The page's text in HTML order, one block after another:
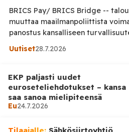
BRICS Pay/ BRICS Bridge --
muuttaa maailmanpoliittista
panostus kansalliseen
Uutiset28.7.2026
EKP paljasti uudet
euroseteliehdotukset – kansa
saa sanoa mielipiteensä
Eu24.7.2026